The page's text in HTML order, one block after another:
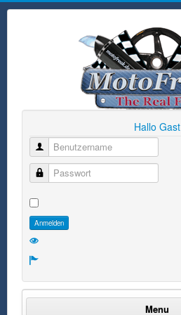
Hallo Gast
Benutzername
Passwort
Anmelden
Menu